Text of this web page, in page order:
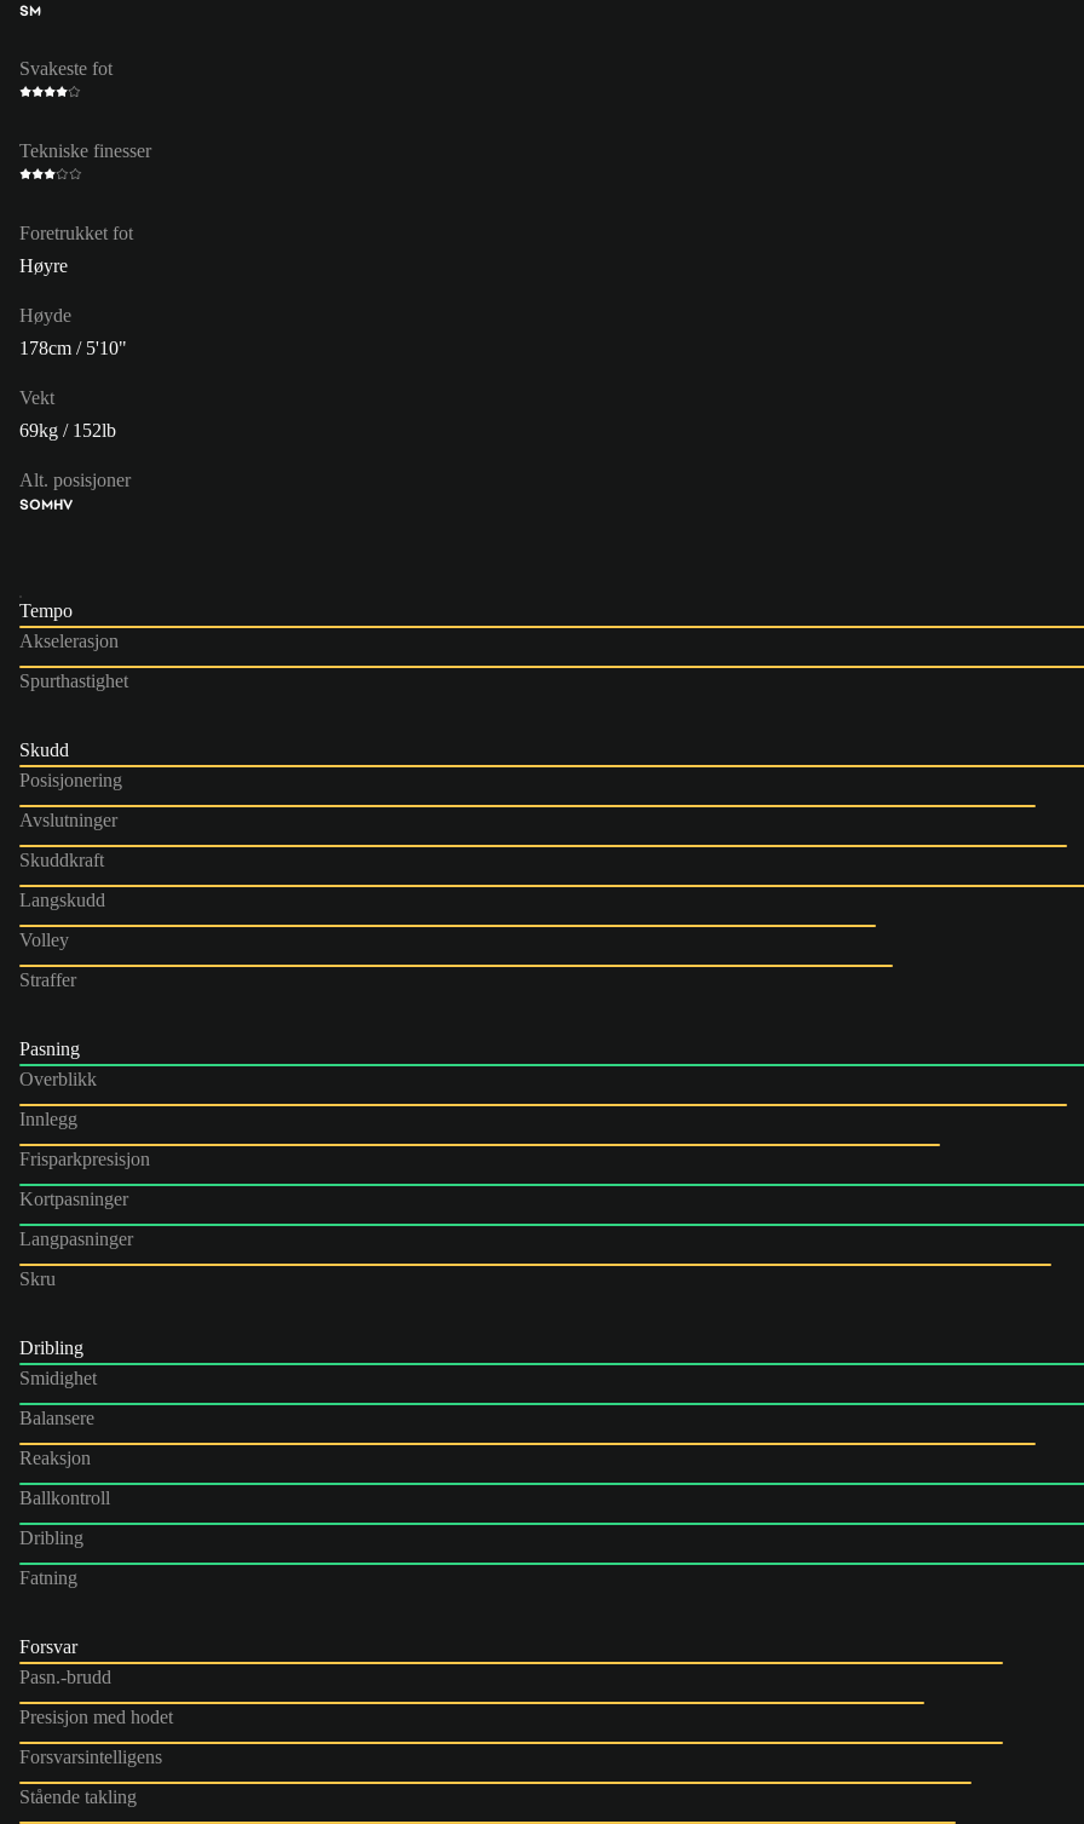
SM
Svakeste fot
Tekniske finesser
Foretrukket fot
Høyre
Høyde
178cm / 5'10"
Vekt
69kg / 152lb
Alt. posisjoner
SOMHV
Tempo
Akselerasjon
Spurthastighet
Skudd
Posisjonering
Avslutninger
Skuddkraft
Langskudd
Volley
Straffer
Pasning
Overblikk
Innlegg
Frisparkpresisjon
Kortpasninger
Langpasninger
Skru
Dribling
Smidighet
Balansere
Reaksjon
Ballkontroll
Dribling
Fatning
Forsvar
Pasn.-brudd
Presisjon med hodet
Forsvarsintelligens
Stående takling